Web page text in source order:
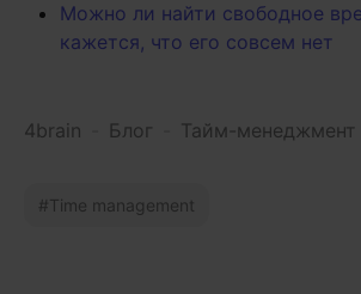
Можно ли найти свободное
кажется, что его совсем нет
4brain Блог Тайм-менеджмент
Time management